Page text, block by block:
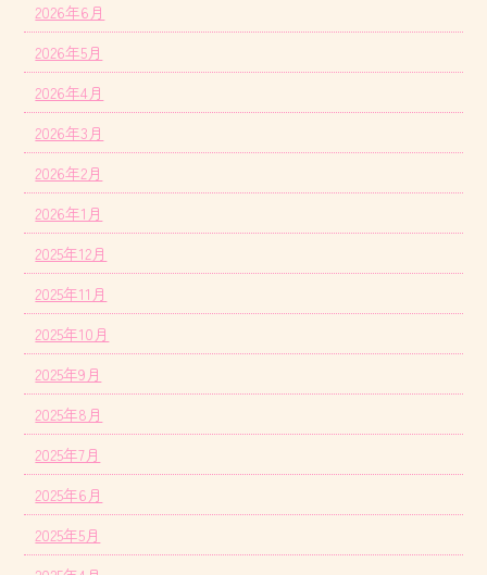
2026年6月
2026年5月
2026年4月
2026年3月
2026年2月
2026年1月
2025年12月
2025年11月
2025年10月
2025年9月
2025年8月
2025年7月
2025年6月
2025年5月